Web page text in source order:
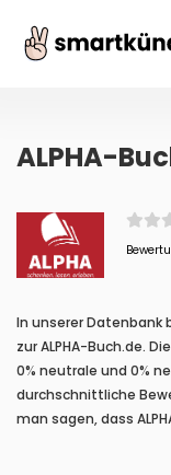
ALPHA-
In unserer Datenbank
zur ALPHA-Buch.de.
0% neutrale und 0%
durchschnittliche
man sagen, dass